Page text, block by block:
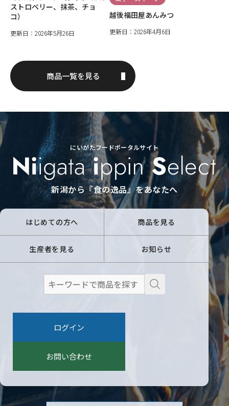
ストロベリー、抹茶、チョ
コ）
更新日：2026年5月26日
越後福田屋あんみつ
更新日：2026年4月6日
商品一覧を見る
にいがたフードポータルサイト
新潟から『食の逸品』をあなたへ
はじめての方へ 商品を見る
生産者を見る お知らせ
検
ログイン
お問い合わせ